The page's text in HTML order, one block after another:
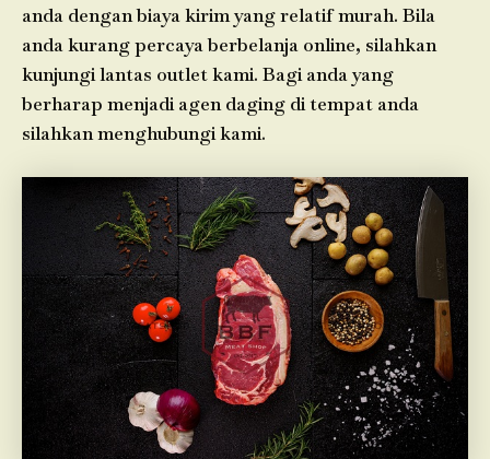
anda dengan biaya kirim yang relatif murah. Bila
anda kurang percaya berbelanja online, silahkan
kunjungi lantas outlet kami. Bagi anda yang
berharap menjadi agen daging di tempat anda
silahkan menghubungi kami.